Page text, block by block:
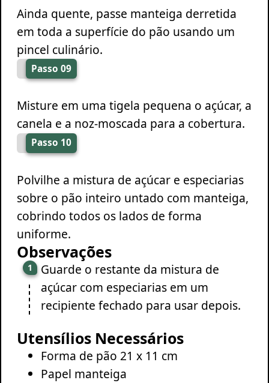
Ainda quente, passe manteiga derretida
em toda a superfície do pão usando um
pincel culinário.
Passo 09
Misture em uma tigela pequena o açúcar, a
canela e a noz-moscada para a cobertura.
Passo 10
Polvilhe a mistura de açúcar e especiarias
sobre o pão inteiro untado com manteiga,
cobrindo todos os lados de forma
uniforme.
Observações
Guarde o restante da mistura de
açúcar com especiarias em um
recipiente fechado para usar depois.
Utensílios Necessários
Forma de pão 21 x 11 cm
Papel manteiga